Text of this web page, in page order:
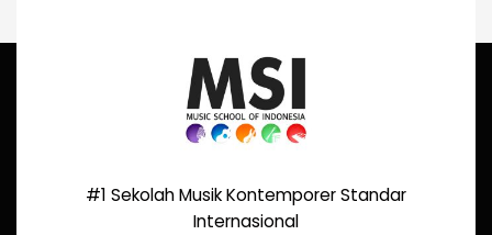
#1 Sekolah Musik Kontemporer Standar
Internasional